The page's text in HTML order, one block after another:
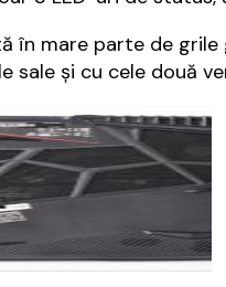
în mare parte de
sale și cu cele două